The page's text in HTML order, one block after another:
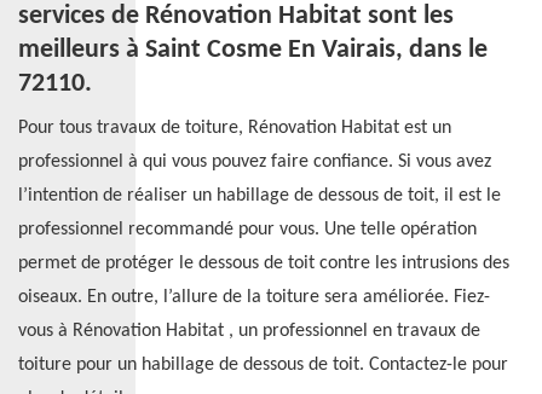
services de Rénovation Habitat sont les
meilleurs à Saint Cosme En Vairais, dans le
72110.
Pour tous travaux de toiture, Rénovation Habitat est un
professionnel à qui vous pouvez faire confiance. Si vous avez
l’intention de réaliser un habillage de dessous de toit, il est le
professionnel recommandé pour vous. Une telle opération
permet de protéger le dessous de toit contre les intrusions des
oiseaux. En outre, l’allure de la toiture sera améliorée. Fiez-
vous à Rénovation Habitat , un professionnel en travaux de
toiture pour un habillage de dessous de toit. Contactez-le pour